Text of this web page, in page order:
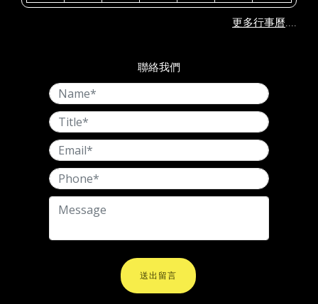
更多行事曆....
聯絡我們
送出留言